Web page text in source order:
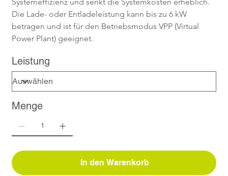
Die Lade- oder Entladeleistung kann bis zu 6 kW
betragen und ist für den Betriebsmodus VPP (Virtual
Power Plant) geeignet.
Leistung
Menge
In den Warenkorb